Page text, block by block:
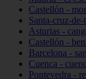
Castellón -
Santa-cruz-
Asturias -
Castellón -
Barcelona -
Cuenca -
Pontevedra -